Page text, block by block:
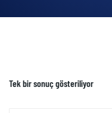
Tek bir sonuç gösteriliyor